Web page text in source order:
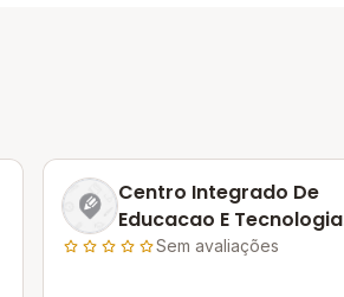
Centro Integrado De
Educacao E Tecnologia
CietecSem avaliações